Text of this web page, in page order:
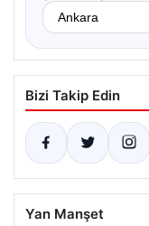
Bizi Takip Edin
Yan Manşet